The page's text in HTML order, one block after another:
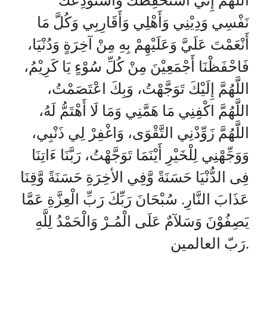
نَفْسِي وَدِيْنِي وَأَهْلِي وَأَقَارِبِي وَكُلَّ مَا
أَنْعَمْتَ عَلَيَّ وَعَلَيْهِمْ بِهِ مِنْ آخِرَةٍ وَدُنْيَا،
فَاحْفَظْنَا أَجْمَعِيْنَ مِنْ كُلِّ سُوْءٍ يَا كَرِيْمُ،
اللَّهُمَّ إِلَيْكَ تَوَجَّهْتُ، وَبِكَ اعْتَصَمْتُ،
اللَّهُمَّ اكْفِنِي مَا هَمَّنِي وَمَا لَا أَهْتَمُّ لَهُ،
اللَّهُمَّ زَوِّدْنِي التَّقْوَى، وَاغْفِرْ لِي ذَنْبِي،
وَوَجِّهْنِي لِلْخَيْرِ أَيْنَمَا تَوَجَّهْتُ، رَبَّنَا ءَاتِنَا
فِى الدُّنْيَا حَسَنَةً وَّفِي الأخِرَةِ حَسَنَةً وَّقِنَا
عَذَابَ النَّارِ. سُبْحَانَ رَبِّكَ رَبِّ الْعِزَّةِ عَمَّا
يَصِفُوْنَ وَسَلآمٌ عَلَى الْمُـرْ وَالْحَمْدُ لِلَّهِ
رَبّ العالمين.